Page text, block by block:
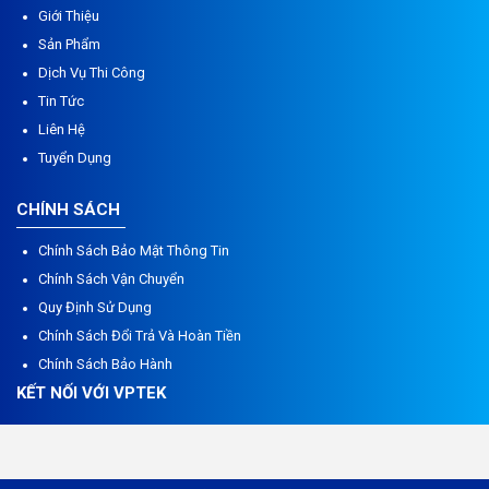
Giới Thiệu
Sản Phẩm
Dịch Vụ Thi Công
Tin Tức
Liên Hệ
Tuyển Dụng
CHÍNH SÁCH
Chính Sách Bảo Mật Thông Tin
Chính Sách Vận Chuyển
Quy Định Sử Dụng
Chính Sách Đổi Trả Và Hoàn Tiền
Chính Sách Bảo Hành
KẾT NỐI VỚI VPTEK